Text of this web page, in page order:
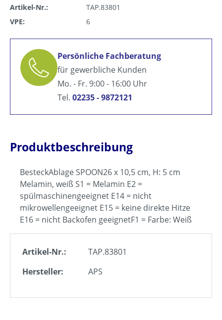
Artikel-Nr.:
TAP.83801
VPE:
6
Persönliche Fachberatung
für gewerbliche Kunden
Mo. - Fr. 9:00 - 16:00 Uhr
Tel. 02235 - 9872121
Produktbeschreibung
BesteckAblage SPOON26 x 10,5 cm, H: 5 cm
Melamin, weiß S1 = Melamin E2 =
spülmaschinengeeignet E14 = nicht
mikrowellengeeignet E15 = keine direkte Hitze
E16 = nicht Backofen geeignetF1 = Farbe: Weiß
Artikel-Nr.:
TAP.83801
Hersteller:
APS